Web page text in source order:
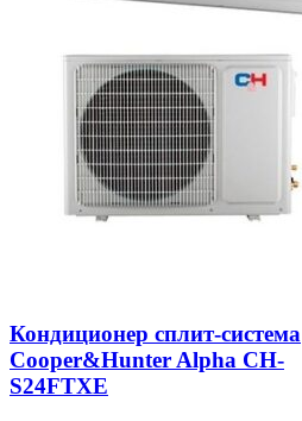
Кондиционер сплит-система
Cooper&Hunter Alpha CH-
S24FTXE